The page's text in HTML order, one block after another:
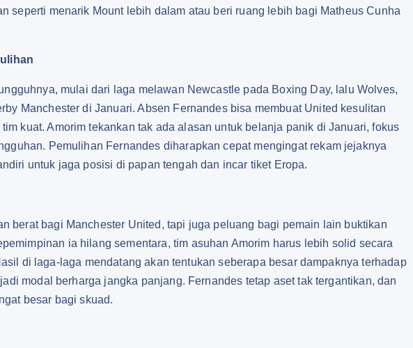
seperti menarik Mount lebih dalam atau beri ruang lebih bagi Matheus Cunha
mulai dari laga melawan Newcastle pada Boxing Day, lalu Wolves,
Manchester di Januari. Absen Fernandes bisa membuat United kesulitan
kuat. Amorim tekankan tak ada alasan untuk belanja panik di Januari, fokus
Pemulihan Fernandes diharapkan cepat mengingat rekam jejaknya
untuk jaga posisi di papan tengah dan incar tiket Eropa.
berat bagi Manchester United, tapi juga peluang bagi pemain lain buktikan
ia hilang sementara, tim asuhan Amorim harus lebih solid secara
di laga-laga mendatang akan tentukan seberapa besar dampaknya terhadap
modal berharga jangka panjang. Fernandes tetap aset tak tergantikan, dan
besar bagi skuad.